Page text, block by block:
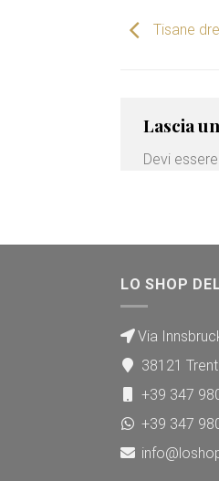
Tisane
Lascia
Devi essere
LO SHOP
Via
38121
+39 347
+39 347